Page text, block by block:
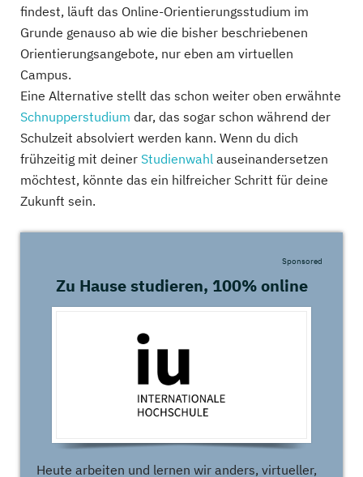
findest, läuft das Online-Orientierungsstudium im
Grunde genauso ab wie die bisher beschriebenen
Orientierungsangebote, nur eben am virtuellen
Campus.
Eine Alternative stellt das schon weiter oben erwähnte
Schnupperstudium dar, das sogar schon während der
Schulzeit absolviert werden kann. Wenn du dich
frühzeitig mit deiner Studienwahl auseinandersetzen
möchtest, könnte das ein hilfreicher Schritt für deine
Zukunft sein.
Zu Hause studieren, 100% online
Sponsored
Heute arbeiten und lernen wir anders, virtueller,